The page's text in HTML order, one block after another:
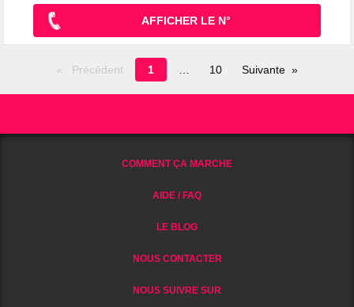
AFFICHER LE N°
Précédent
Page
en
1 10 Suivante
COMMENT ÇA MARCHE
AIDE / FAQ
LE BLOG
NOUS CONTACTER
NOUS SUIVRE SUR